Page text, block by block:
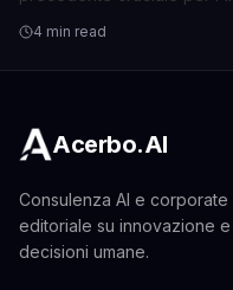
4 min read
Acerbo.AI
Consulenza AI e
editoriale su innovazione
decisioni umane.